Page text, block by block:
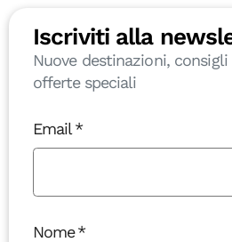
Iscriviti alla
Nuove destinazioni, consigli
offerte speciali
Email
Nome